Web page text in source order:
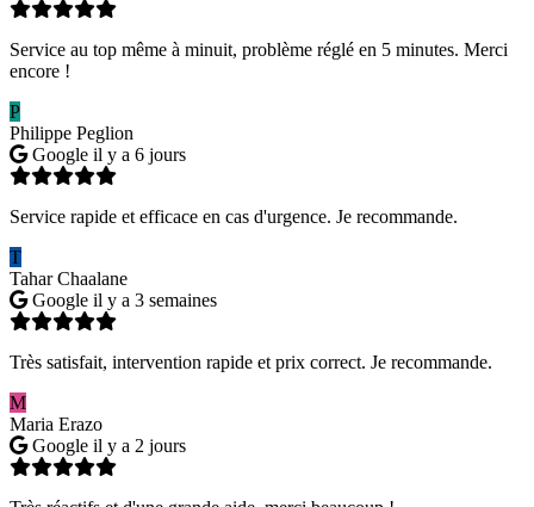
Service au top même à minuit, problème réglé en 5 minutes. Merci
encore !
P
Philippe Peglion
Google il y a 6 jours
Service rapide et efficace en cas d'urgence. Je recommande.
T
Tahar Chaalane
Google il y a 3 semaines
Très satisfait, intervention rapide et prix correct. Je recommande.
M
Maria Erazo
Google il y a 2 jours